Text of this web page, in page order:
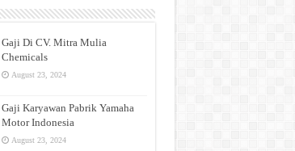
Gaji Di CV. Mitra Mulia
Chemicals
August 23, 2024
Gaji Karyawan Pabrik Yamaha
Motor Indonesia
August 23, 2024